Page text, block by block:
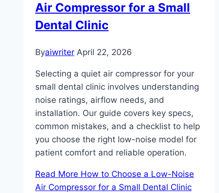
Air Compressor for a Small
Dental Clinic
Byaiwriter April 22, 2026
Selecting a quiet air compressor for your
small dental clinic involves understanding
noise ratings, airflow needs, and
installation. Our guide covers key specs,
common mistakes, and a checklist to help
you choose the right low-noise model for
patient comfort and reliable operation.
Read More How to Choose a Low-Noise
Air Compressor for a Small Dental Clinic